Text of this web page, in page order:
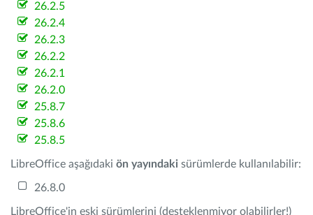
26.2.5
26.2.4
26.2.3
26.2.2
26.2.1
26.2.0
25.8.7
25.8.6
25.8.5
LibreOffice aşağıdaki ön yayındaki sürümlerde kullanılabilir:
26.8.0
LibreOffice'in eski sürümlerini (desteklenmiyor olabilirler!)